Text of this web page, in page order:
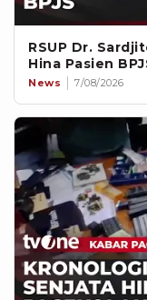
RSUP Dr.
Hina Pasien
News 7/08/2026